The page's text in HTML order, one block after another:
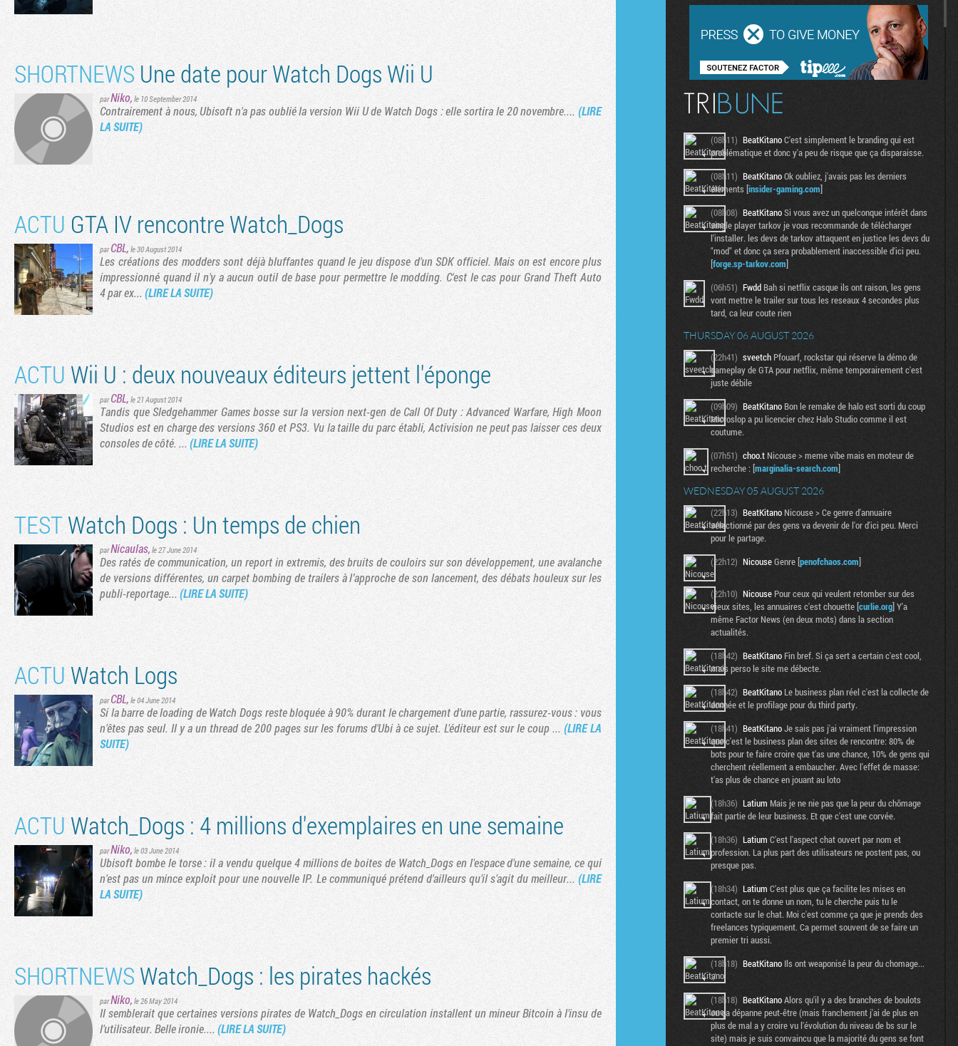
SHORTNEWS Une date pour Watch Dogs Wii U
parNiko, le 10 September 2014
Contrairement à nous, Ubisoft n'a pas oublié la version Wii U de Watch Dogs : elle sortira le 20 novembre.... (LIRE
LA SUITE)
ACTU GTA IV rencontre Watch_Dogs
parCBL, le 30 August 2014
Les créations des modders sont déjà bluffantes quand le jeu dispose d'un SDK officiel. Mais on est encore plus
impressionné quand il n'y a aucun outil de base pour permettre le modding. C'est le cas pour Grand Theft Auto
4 par ex... (LIRE LA SUITE)
ACTU Wii U : deux nouveaux éditeurs jettent l'éponge
parCBL, le 21 August 2014
Tandis que Sledgehammer Games bosse sur la version next-gen de Call Of Duty : Advanced Warfare, High Moon
Studios est en charge des versions 360 et PS3. Vu la taille du parc établi, Activision ne peut pas laisser ces deux
consoles de côté. ...(LIRE LA SUITE)
TESTWatch Dogs : Un temps de chien
parNicaulas, le 27 June 2014
Des ratés de communication, un report in extremis, des bruits de couloirs sur son développement, une avalanche
de versions différentes, un carpet bombing de trailers à l’approche de son lancement, des débats houleux sur les
publi-reportage...(LIRE LA SUITE)
ACTU Watch Logs
parCBL, le 04 June 2014
Si la barre de loading de Watch Dogs reste bloquée à 90% durant le chargement d'une partie, rassurez-vous : vous
n'êtes pas seul. Il y a un thread de 200 pages sur les forums d'Ubi à ce sujet. L'éditeur est sur le coup ... (LIRE LA
SUITE)
ACTU Watch_Dogs : 4 millions d'exemplaires en une semaine
parNiko, le 03 June 2014
Ubisoft bombe le torse : il a vendu quelque 4 millions de boites de Watch_Dogs en l'espace d'une semaine, ce qui
n'est pas un mince exploit pour une nouvelle IP. Le communiqué prétend d'ailleurs qu'il s'agit du meilleur... (LIRE
LA SUITE)
SHORTNEWS Watch_Dogs : les pirates hackés
parNiko, le 26 May 2014
Il semblerait que certaines versions pirates de Watch_Dogs en circulation installent un mineur Bitcoin à l'insu de
l'utilisateur. Belle ironie.... (LIRE LA SUITE)
(08h11) BeatKitanoC'est simplement le branding qui est
problématique et donc y'a peu de risque que ça disparaisse.
(08h11) BeatKitanoOk oubliez, j'avais pas les derniers
éléments [insider-gaming.com]
(08h08) BeatKitanoSi vous avez un quelconque intérêt dans
single player tarkov je vous recommande de télécharger
l'installer. les devs de tarkov attaquent en justice les devs du
"mod" et donc ça sera probablement inaccessible d'ici peu.
[forge.sp-tarkov.com]
(06h51) Fwdd Bah si netflix casque ils ont raison, les gens
vont mettre le trailer sur tous les reseaux 4 secondes plus
tard, ca leur coute rien
THURSDAY 06 AUGUST 2026
(22h41) sveetch Pfouarf, rockstar qui réserve la démo de
gameplay de GTA pour netflix, même temporairement c'est
juste débile
(09h09) BeatKitano Bon le remake de halo est sorti du coup
Microslop a pu licencier chez Halo Studio comme il est
coutume.
(07h51) choo.t Nicouse > meme vibe mais en moteur de
recherche : [marginalia-search.com]
WEDNESDAY 05 AUGUST 2026
(22h13) BeatKitano Nicouse > Ce genre d'annuaire
sélectionné par des gens va devenir de l'or d'ici peu. Merci
pour le partage.
(22h12) NicouseGenre [penofchaos.com]
(22h10) Nicouse Pour ceux qui veulent retomber sur des
vieux sites, les annuaires c'est chouette [curlie.org] Y'a
même Factor News (en deux mots) dans la section
actualités.
(18h42) BeatKitano Fin bref. Si ça sert a certain c'est cool,
mais perso le site me débecte.
(18h42) BeatKitano Le business plan réel c'est la collecte de
donnée et le profilage pour du third party.
(18h41) BeatKitanoJe sais pas j'ai vraiment l'impression
que c'est le business plan des sites de rencontre: 80% de
bots pour te faire croire que t'as une chance, 10% de gens qui
cherchent réellement a embaucher. Avec l'effet de masse:
t'as plus de chance en jouant au loto
(18h36) Latium Mais je ne nie pas que la peur du chômage
fait partie de leur business. Et que c'est une corvée.
(18h36) Latium C'est l'aspect chat ouvert par nom et
profession. La plus part des utilisateurs ne postent pas, ou
presque pas.
(18h34) Latium C'est plus que ça facilite les mises en
contact, on te donne un nom, tu le cherche puis tu le
contacte sur le chat. Moi c'est comme ça que je prends des
freelances typiquement. Ca permet souvent de se faire un
premier tri aussi.
(18h18) BeatKitano Ils ont weaponisé la peur du chomage...
:/
(18h18) BeatKitanoAlors qu'il y a des branches de boulots
ou ça dépanne peut-être (mais franchement j'ai de plus en
plus de mal a y croire vu l'évolution du niveau de bs sur le
site) mais je suis convaincu que la majorité du gens se font